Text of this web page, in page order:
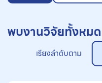
พบงานวิจัยทั้งหมด
เรียงลำดับตาม